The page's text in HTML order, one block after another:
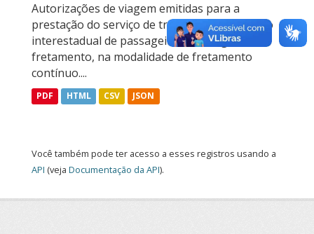
Autorizações de viagem emitidas para a
prestação do serviço de transporte rodoviário
interestadual de passageiros sob regime de
fretamento, na modalidade de fretamento
contínuo....
PDF HTML CSV JSON
Você também pode ter acesso a esses registros usando a
API (veja Documentação da API).